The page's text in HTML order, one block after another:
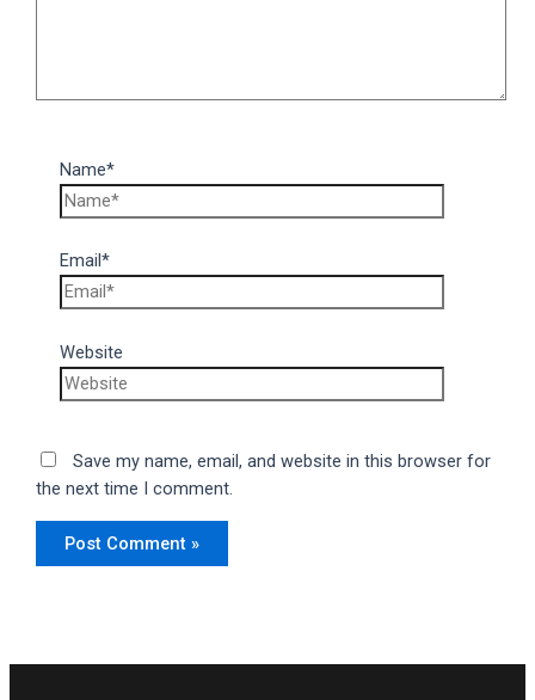
Name*
Email*
Website
Save my name, email, and website in this browser for
the next time I comment.